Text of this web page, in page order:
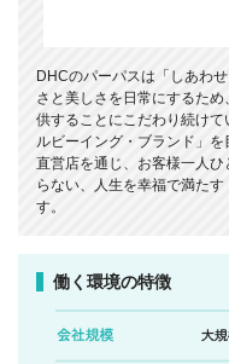
DHCのパーパスは「しあわ
さと美しさを日常にするた
供することにこだわり続け
ルビーイング・ブランド」
直営店を通じ、お客様一人
らない、人生を幸福で満た
す。
働く環境の特徴